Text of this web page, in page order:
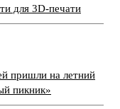
для 3D-печати
пришли на летний
пикник»